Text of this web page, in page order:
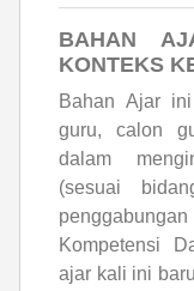
BAHAN
KONTEKS
Bahan Ajar
guru, calon
dalam
(sesuai
Kompetensi
ajar kali ini